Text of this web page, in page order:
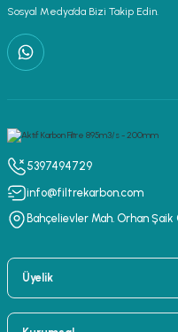
Sosyal Medya’da Bizi Takip Edin.
5397494729
info@filtrekarbon.com
Bahçelievler Mah. Orhan
Üyelik